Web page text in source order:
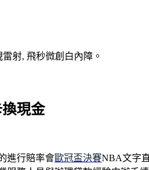
射, 飛秒微創白內障。
現金
進行賠率會歐冠盃決賽NBA文字